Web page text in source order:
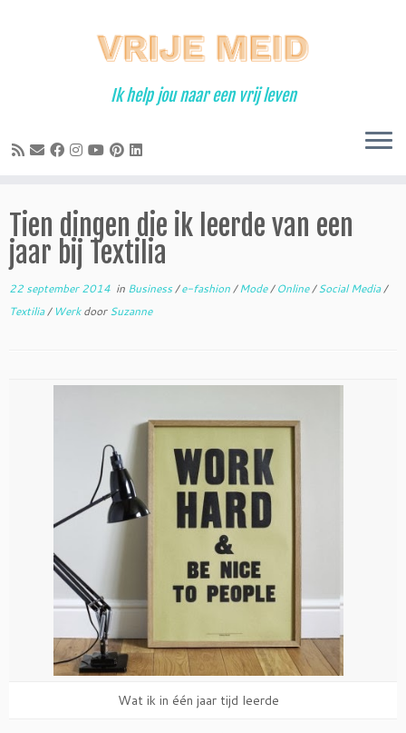
Ik help jou naar een vrij leven
Tien dingen die ik leerde van een
jaar bij Textilia
22 september 2014 in Business/e-fashion/Mode/Online/Social Media/
Textilia/ WerkdoorSuzanne
Wat ik in één jaar tijd leerde